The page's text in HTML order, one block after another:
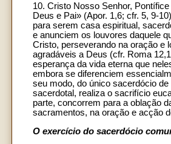
10. Cristo Nosso Senhor,
Deus e Pai» (Apor. 1,6; cfr. 5, 9-
para serem casa espiritual,
e anunciem os louvores daquele
Cristo, perseverando na oração e
agradáveis a Deus (cfr. Roma
esperança da vida eterna que
embora se diferenciem
seu modo, do único sacerdócio
sacerdotal, realiza o sacrifício
parte, concorrem para a oblação
sacramentos, na oração e acção
O exercício do sacerdócio